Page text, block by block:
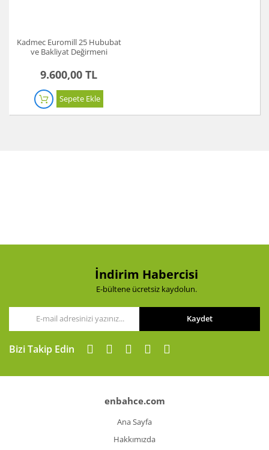
Kadmec Euromill 25 Hububat
ve Bakliyat Değirmeni
9.600,00 TL
Sepete Ekle
İndirim Habercisi
E-bültene ücretsiz kaydolun.
Kaydet
Bizi Takip Edin
enbahce.com
Ana Sayfa
Hakkımızda